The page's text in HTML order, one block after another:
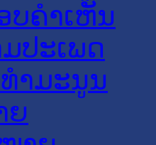
ບຄໍາເຫັນ
ປະເພດ
າມະນູນ
ຍ